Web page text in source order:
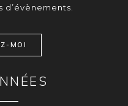
MOI